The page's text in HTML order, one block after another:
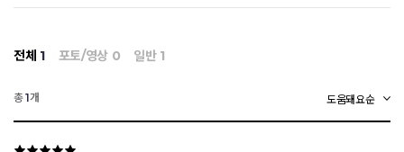
전체 1 포토/영상 0 일반 1
총1개